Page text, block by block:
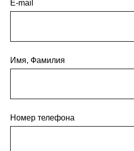
E-mail
Имя, Фамилия
Номер телефона